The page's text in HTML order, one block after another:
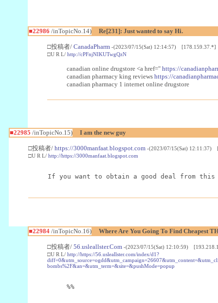
■22986 /inTopicNo.14) Re[231]: Just wanted to say Hi.
□投稿者/ CanadaPharm -(2023/07/15(Sat) 12:14:57) [178.159.37.*]
□U R L/ http://cPFnjNIKUTwgQzN
canadian online drugstore <a href=" https://
canadian pharmacy king reviews https://
canadian pharmacy 1 internet online drugstore
■22985 /inTopicNo.15) I am the new guy
□投稿者/ https://3000manfaat.blogspot.com -(2023/07/15(Sat) 12:11:37)
□U R L/ http://https://3000manfaat.blogspot.com
If you want to obtain a good deal from this
■22984/inTopicNo.16) Where Are You Going To Find Cheapest
□投稿者/ 56.usleallster.Com -(2023/07/15(Sat) 12:10:59)
□U R L/ http://https://56.usleallster.com/index/d1?
bombs%2F&an=&utm_term=&site=&pushMode=popup
%%